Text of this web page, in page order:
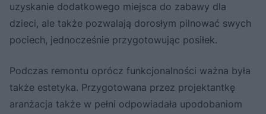
uzyskanie dodatkowego miejsca do zabawy dla
dzieci, ale także pozwalają dorosłym pilnować swych
pociech, jednocześnie przygotowując posiłek.
Podczas remontu oprócz funkcjonalności ważna była
także estetyka. Przygotowana przez projektantkę
aranżacja także w pełni odpowiadała upodobaniom